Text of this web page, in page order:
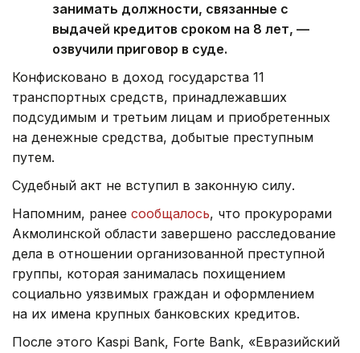
занимать должности, связанные с
выдачей кредитов сроком на 8 лет, —
озвучили приговор в суде.
Конфисковано в доход государства 11
транспортных средств, принадлежавших
подсудимым и третьим лицам и приобретенных
на денежные средства, добытые преступным
путем.
Судебный акт не вступил в законную силу.
Напомним, ранее сообщалось, что прокурорами
Акмолинской области завершено расследование
дела в отношении организованной преступной
группы, которая занималась похищением
социально уязвимых граждан и оформлением
на их имена крупных банковских кредитов.
После этого Kaspi Bank, Forte Bank, «Евразийский